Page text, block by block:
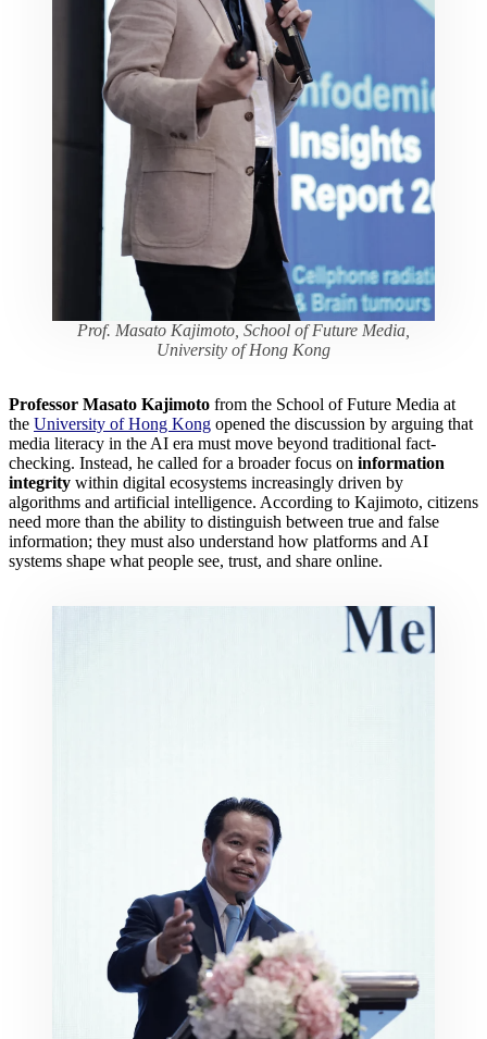
Prof. Masato Kajimoto, School of Future Media,
University of Hong Kong
Professor Masato Kajimoto from the School of Future Media at
the University of Hong Kong opened the discussion by arguing that
media literacy in the AI era must move beyond traditional fact-
checking. Instead, he called for a broader focus on information
integrity within digital ecosystems increasingly driven by
algorithms and artificial intelligence. According to Kajimoto, citizens
need more than the ability to distinguish between true and false
information; they must also understand how platforms and AI
systems shape what people see, trust, and share online.